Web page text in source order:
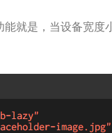
能就是，当设备宽度